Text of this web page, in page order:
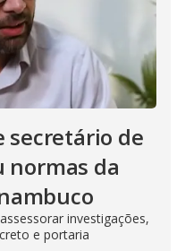
secretário de
normas da
investigações,
e portaria